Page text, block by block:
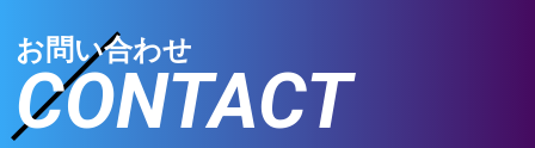
お問い合わせ
CONTACT